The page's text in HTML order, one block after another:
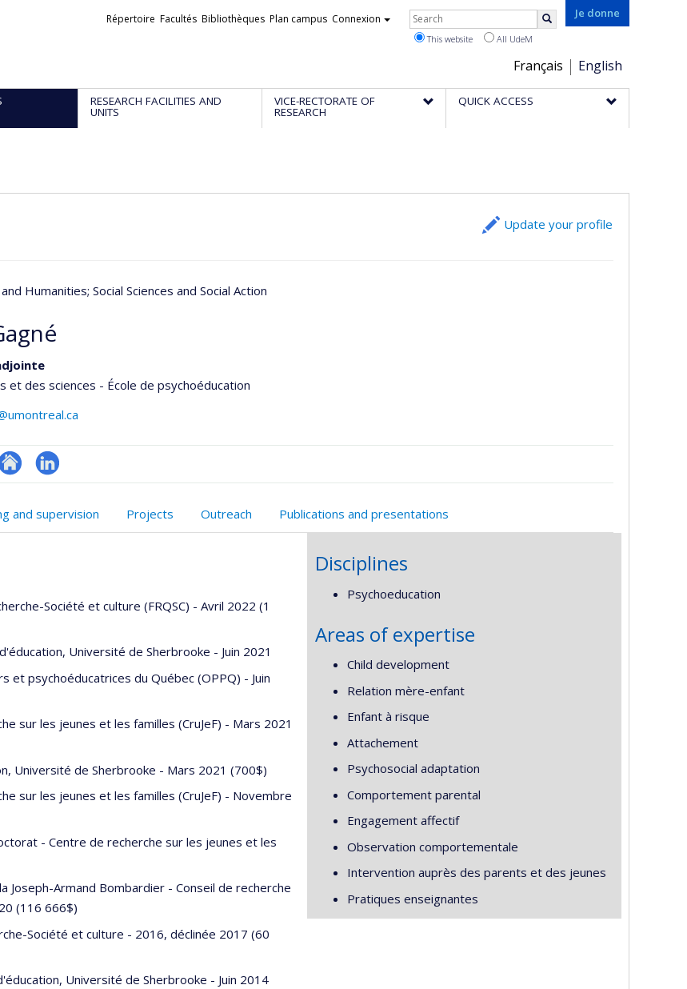
Je donne
Choix
de
la
Français English
Liens
Répertoire Facultés Bibliothèques Plan campus Connexion Rechercher
This website All UdeM
RESEARCH FACILITIES AND
UNITS
VICE-RECTORATE OF
RESEARCH
QUICK ACCESS
Update your profile
Humanities; Social Sciences and Social Action
et des sciences - École de psychoéducation
de
LinkedIn
and supervision Projects Outreach Publications and presentations
Société et culture (FRQSC) - Avril 2022 (1
Université de Sherbrooke - Juin 2021
et psychoéducatrices du Québec (OPPQ) - Juin
sur les jeunes et les familles (CruJeF) - Mars 2021
Université de Sherbrooke - Mars 2021 (700$)
sur les jeunes et les familles (CruJeF) - Novembre
- Centre de recherche sur les jeunes et les
Armand Bombardier - Conseil de recherche
(116 666$)
Société et culture - 2016, déclinée 2017 (60
Université de Sherbrooke - Juin 2014
Disciplines
Psychoeducation
Areas of expertise
Child development
Relation mère-enfant
Enfant à risque
Attachement
Psychosocial adaptation
Comportement parental
Engagement affectif
Observation comportementale
Intervention auprès des parents et des jeunes
Pratiques enseignantes